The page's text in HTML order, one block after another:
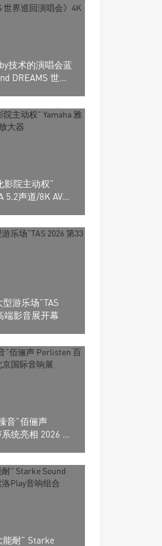
技术的演唱会蓝
DREAMS 世界
影院主动权”
5.2声道/8K AV放
游乐场”TAS
端影音展开幕
音”佰俪声
统亮相 2026 北
耐” Starke